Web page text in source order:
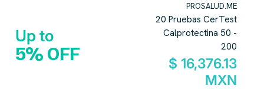
Up to
5% OFF
PROSALUD.ME
20 Pruebas CerTest
Calprotectina 50 -
200
$ 16,376.13
MXN